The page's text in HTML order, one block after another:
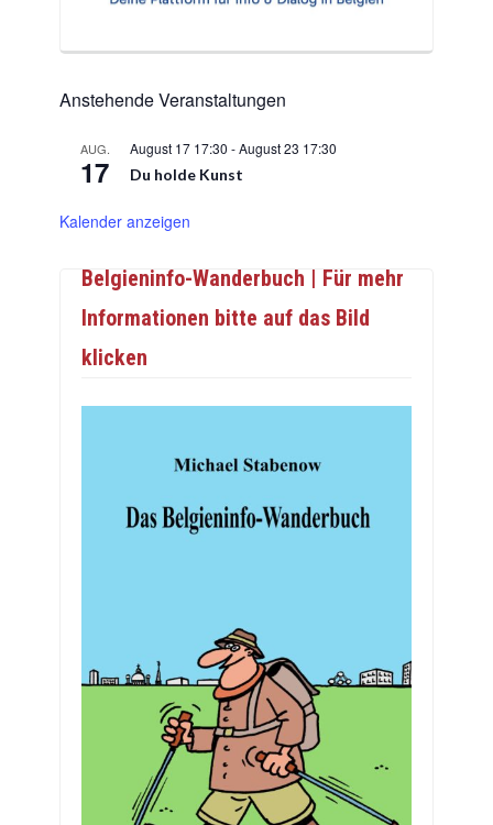
Anstehende Veranstaltungen
AUG.
17
August 17 17:30 -August 23 17:30
Du holde Kunst
Kalender anzeigen
Belgieninfo-Wanderbuch | Für mehr
Informationen bitte auf das Bild
klicken